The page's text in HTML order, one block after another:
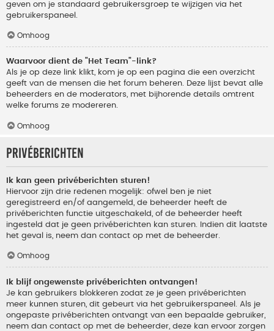
geven om je standaard gebruikersgroep te wijzigen via het
gebruikerspaneel.
Omhoog
Waarvoor dient de "Het Team"-link?
Als je op deze link klikt, kom je op een pagina die een overzicht
geeft van de mensen die het forum beheren. Deze lijst bevat alle
beheerders en de moderators, met bijhorende details omtrent
welke forums ze modereren.
Omhoog
Privéberichten
Ik kan geen privéberichten sturen!
Hiervoor zijn drie redenen mogelijk: ofwel ben je niet
geregistreerd en/of aangemeld, de beheerder heeft de
privéberichten functie uitgeschakeld, of de beheerder heeft
ingesteld dat je geen privéberichten kan sturen. Indien dit laatste
het geval is, neem dan contact op met de beheerder.
Omhoog
Ik blijf ongewenste privéberichten ontvangen!
Je kan gebruikers blokkeren zodat ze je geen privéberichten
meer kunnen sturen, dit gebeurt via het gebruikerspaneel. Als je
ongepaste privéberichten ontvangt van een bepaalde gebruiker,
neem dan contact op met de beheerder, deze kan ervoor zorgen